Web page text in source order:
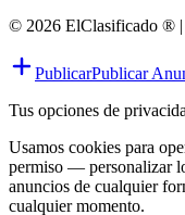
© 2026 ElClasificado ®
PublicarPublicar
Tus opciones de
Usamos cookies para
permiso — personalizar
anuncios de cualquier
cualquier momento.